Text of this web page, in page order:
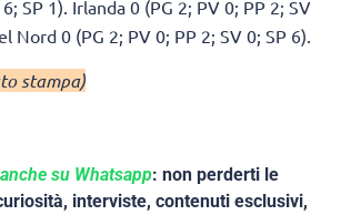
SP 1). Irlanda 0 (PG 2; PV 0; PP 2; SV
Nord 0 (PG 2; PV 0; PP 2; SV 0; SP 6).
stampa)
su Whatsapp: non perderti le
interviste, contenuti esclusivi,